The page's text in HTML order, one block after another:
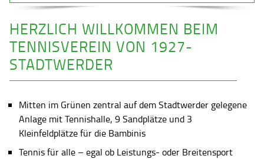
HERZLICH WILLKOMMEN BEIM
TENNISVEREIN VON 1927-
STADTWERDER
Mitten im Grünen zentral auf dem Stadtwerder gelegene
Anlage mit Tennishalle, 9 Sandplätze und 3
Kleinfeldplätze für die Bambinis
Tennis für alle – egal ob Leistungs- oder Breitensport